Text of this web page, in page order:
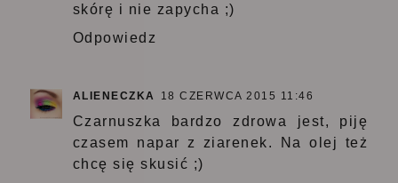
skórę i nie zapycha ;)
Odpowiedz
ALIENECZKA 18 CZERWCA 2015 11:46
Czarnuszka bardzo zdrowa jest, piję
czasem napar z ziarenek. Na olej też
chcę się skusić ;)